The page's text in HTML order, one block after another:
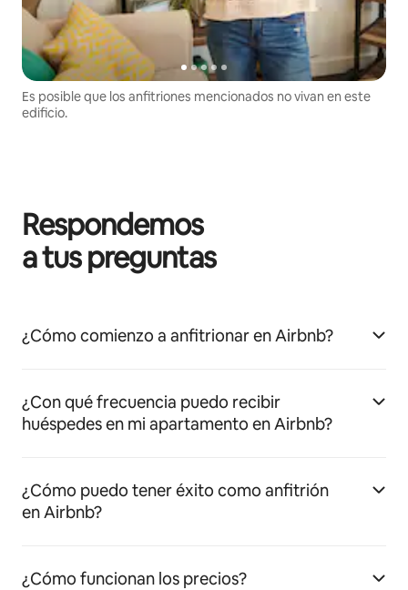
Es posible que los anfitriones mencionados no vivan en este
edificio.
Respondemos
a tus preguntas
¿Cómo comienzo a anfitrionar en Airbnb?
¿Con qué frecuencia puedo recibir
huéspedes en mi apartamento en Airbnb?
¿Cómo puedo tener éxito como anfitrión
en Airbnb?
¿Cómo funcionan los precios?